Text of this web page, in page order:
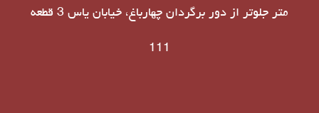
متر جلوتر از دور برگردان چهارباغ، خیابان یاس 3 قطعه
111